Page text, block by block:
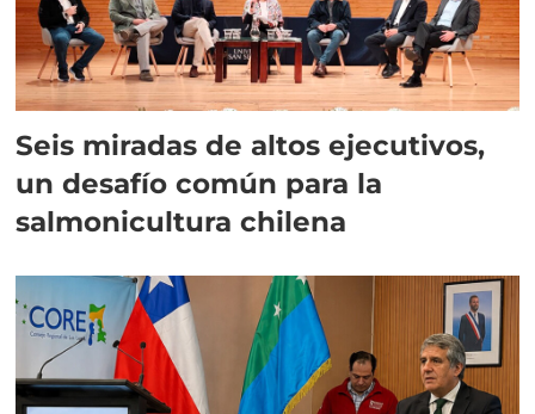
Seis miradas de altos ejecutivos,
un desafío común para la
salmonicultura chilena